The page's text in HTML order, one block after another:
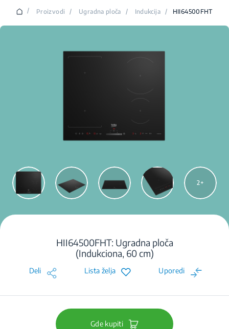
/ Proizvodi / Ugradna ploča / Indukcija / HII64500FHT
2
HII64500FHT: Ugradna ploča
(Indukciona, 60 cm)
Deli Lista želja Uporedi
Gde kupiti